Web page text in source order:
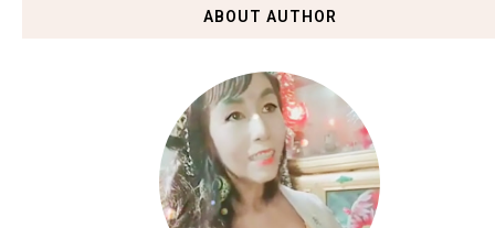
ABOUT AUTHOR